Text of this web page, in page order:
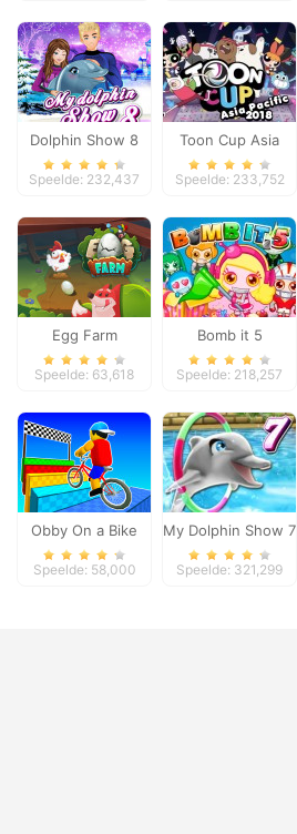
Dolphin Show 8
Speelde: 232,437
Toon Cup Asia
Pacific 2018
Speelde: 233,752
Egg Farm
Speelde: 63,618
Bomb it 5
Speelde: 218,257
Obby On a Bike
Speelde: 58,000
My Dolphin Show 7
Speelde: 321,299